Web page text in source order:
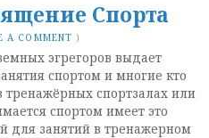
Спорта
A COMMENT )
эгрегоров выдает
спортом и многие кто
тренажёрных спортзалах или
спортом имеет это
для занятий в тренажерном